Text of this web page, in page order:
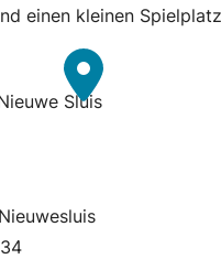
einen kleinen